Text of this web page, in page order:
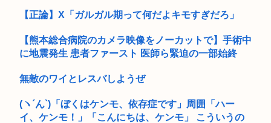
【正論】X「ガルガル期って何だよキモすぎだろ」
【熊本総合病院のカメラ映像をノーカットで】手術中
に地震発生 患者ファースト 医師ら緊迫の一部始終
無敵のワイとレスバしようぜ
(ヽ´ん`)「ぼくはケンモ、依存症です」周囲「ハー
イ、ケンモ！」「こんにちは、ケンモ」 こういうの